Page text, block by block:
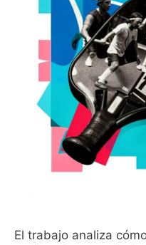
El trabajo analiza